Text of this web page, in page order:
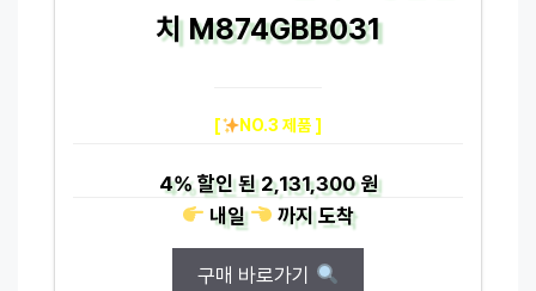
치 M874GBB031
[ NO.3 제품 ]
4%할인 된2,131,300 원
내일
까지도착
구매 바로가기